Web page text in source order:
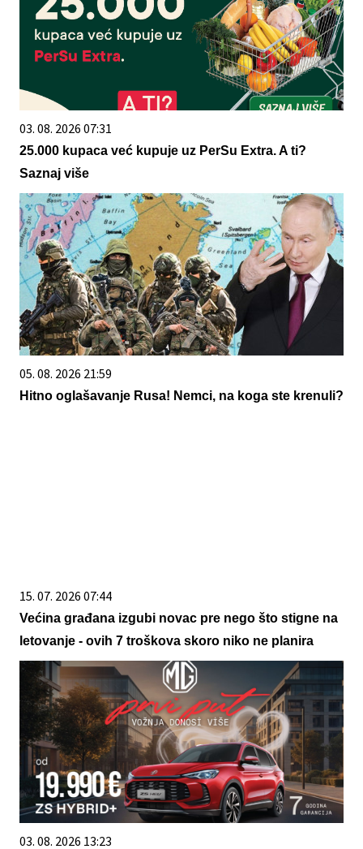
03. 08. 2026 07:31
25.000 kupaca već kupuje uz PerSu Extra. A ti?
Saznaj više
05. 08. 2026 21:59
Hitno oglašavanje Rusa! Nemci, na koga ste krenuli?
15. 07. 2026 07:44
Većina građana izgubi novac pre nego što stigne na
letovanje - ovih 7 troškova skoro niko ne planira
03. 08. 2026 13:23